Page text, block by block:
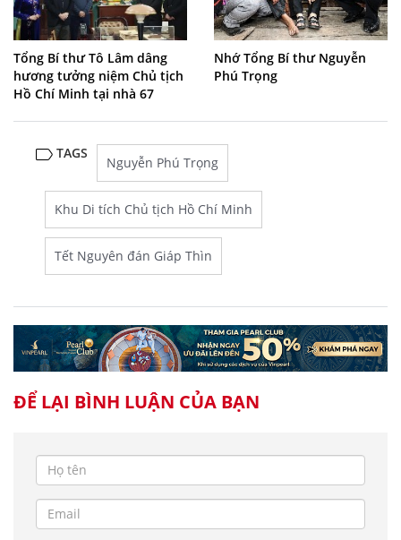
Tổng Bí thư Tô Lâm dâng
hương tưởng niệm Chủ tịch
Hồ Chí Minh tại nhà 67
Nhớ Tổng Bí thư Nguyễn
Phú Trọng
TAGS
Nguyễn Phú Trọng
Khu Di tích Chủ tịch Hồ Chí Minh
Tết Nguyên đán Giáp Thìn
ĐỂ LẠI BÌNH LUẬN CỦA BẠN